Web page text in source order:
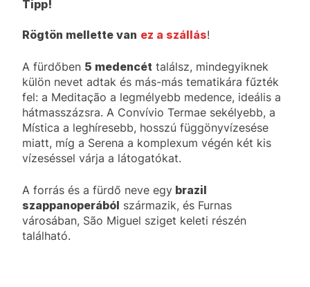
Tipp!
Rögtön mellette van ez a szállás!
A fürdőben 5 medencét találsz, mindegyiknek
külön nevet adtak és más-más tematikára fűzték
fel: a Meditação a legmélyebb medence, ideális a
hátmasszázsra. A Convívio Termae sekélyebb, a
Mística a leghíresebb, hosszú függönyvízesése
miatt, míg a Serena a komplexum végén két kis
vízeséssel várja a látogatókat.
A forrás és a fürdő neve egy brazil
szappanoperából származik, és Furnas
városában, São Miguel sziget keleti részén
található.